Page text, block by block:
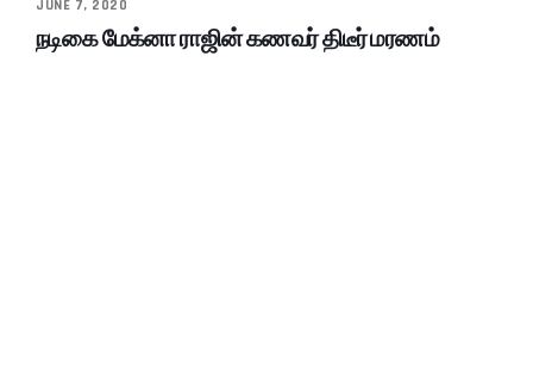
JUNE 7, 2020
நடிகை மேக்னா ராஜின் கணவர் திடீர் மரணம்